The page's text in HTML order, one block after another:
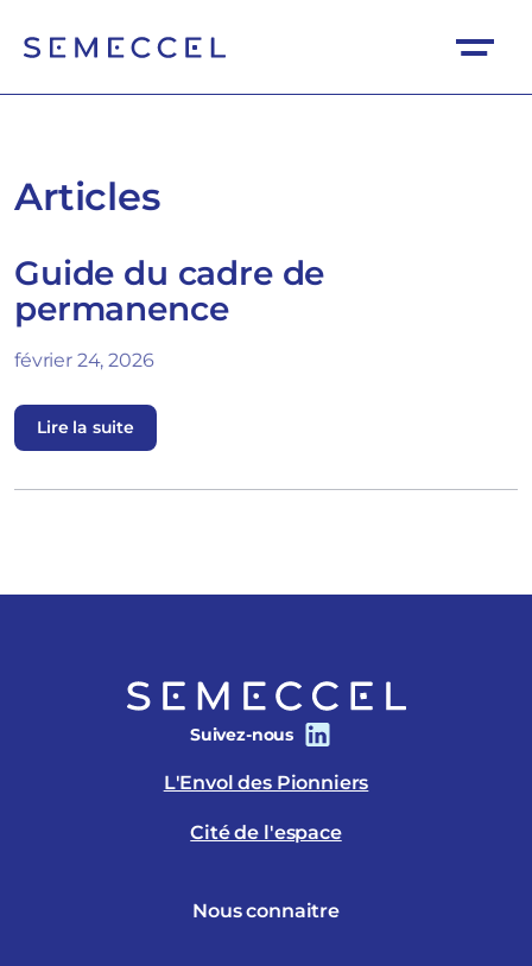
Articles
Guide du cadre de
permanence
février 24, 2026
Lire la suite
Suivez-nous
L'Envol des Pionniers
Cité de l'espace
Nous connaitre